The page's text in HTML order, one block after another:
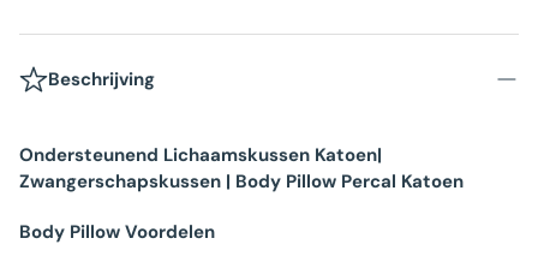
Beschrijving
Ondersteunend Lichaamskussen Katoen|
Zwangerschapskussen | Body Pillow Percal Katoen
Body Pillow Voordelen